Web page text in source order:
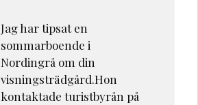
Jag har tipsat en
sommarboende i
Nordingrå om din
visningsträdgård.Hon
kontaktade turistbyrån på